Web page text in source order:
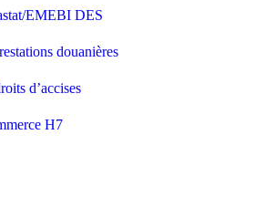
EMEBI DES
douanières
d’accises
H7